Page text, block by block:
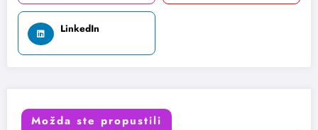
LinkedIn
Možda ste propustili